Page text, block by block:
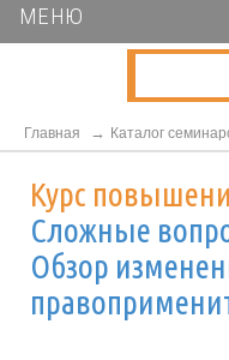
МЕНЮ
Главная Каталог
Курс
Сложные
Обзор